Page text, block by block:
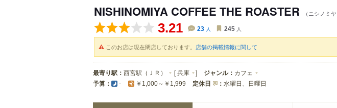
NISHINOMIYA COFFEE THE ROASTER （ニシノミ
3.21 23 人 245 人
このお店は現在閉店しております。 店舗の掲載情報に関して
最寄り駅： 西宮駅（ＪＲ） [兵庫 ] ジャンル： カフェ
予算： - ￥1,000～￥1,999 定休日 ： 水曜日、日曜日